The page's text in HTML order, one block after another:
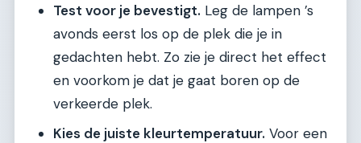
Test voor je bevestigt. Leg de lampen ’s
avonds eerst los op de plek die je in
gedachten hebt. Zo zie je direct het effect
en voorkom je dat je gaat boren op de
verkeerde plek.
Kies de juiste kleurtemperatuur. Voor een